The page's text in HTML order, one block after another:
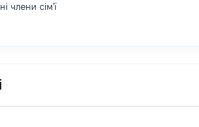
члени сім'ї